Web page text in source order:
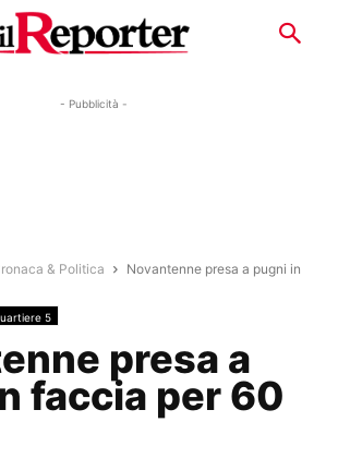
- Pubblicità -
& Politica
Novantenne presa a pugni in
5
presa a
faccia per 60